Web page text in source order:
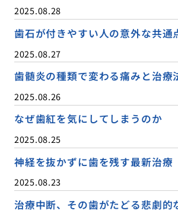
2025.08.28
歯石が付きやすい人の意外な共通
2025.08.27
歯髄炎の種類で変わる痛みと治療
2025.08.26
なぜ歯紅を気にしてしまうのか
2025.08.25
神経を抜かずに歯を残す最新治療
2025.08.23
治療中断、その歯がたどる悲劇的